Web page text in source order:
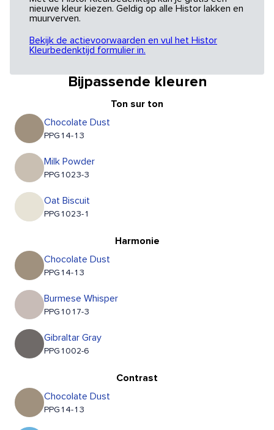
nieuwe kleur kiezen. Geldig op alle Histor lakken en
muurverven.
Bekijk de actievoorwaarden en vul het Histor
Kleurbedenktijd formulier in.
Bijpassende kleuren
Ton sur ton
Chocolate Dust
PPG14-13
Milk Powder
PPG1023-3
Oat Biscuit
PPG1023-1
Harmonie
Chocolate Dust
PPG14-13
Burmese Whisper
PPG1017-3
Gibraltar Gray
PPG1002-6
Contrast
Chocolate Dust
PPG14-13